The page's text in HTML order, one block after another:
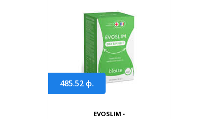
485.52 ф.
EVOSLIM -